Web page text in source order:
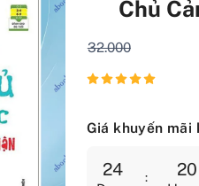
Chủ
32.000
Giá khuyến mãi
24 20